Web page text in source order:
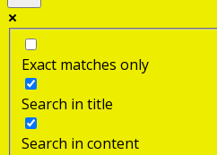
Exact matches only
Search in title
Search in content